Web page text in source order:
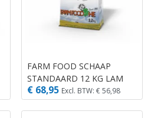
FARM FOOD SCHAAP
STANDAARD 12 KG LAM
€ 68,95 Excl. BTW: € 56,98